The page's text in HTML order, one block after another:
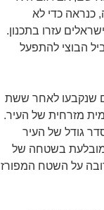
כנראה כדי לא
עזרו בתכנון.
הבוצי להתפעל
שנקבעו לאחר ששת
מזרחית של העיר.
בסדר גודל של העיר
מובלעת בשטחה של
על השטח המפורז